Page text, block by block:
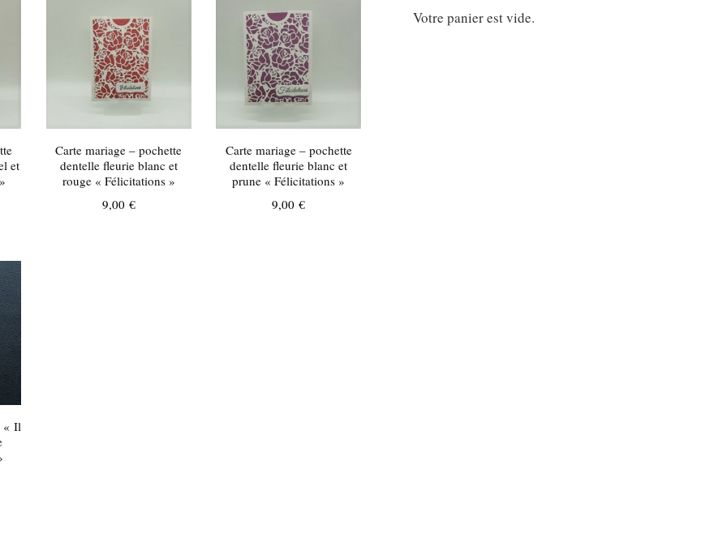
et
Carte mariage – pochette
dentelle fleurie blanc et
rouge « Félicitations »
9,00 €
Carte mariage – pochette
dentelle fleurie blanc et
prune « Félicitations »
9,00€
« Il
Votre panier est vide.